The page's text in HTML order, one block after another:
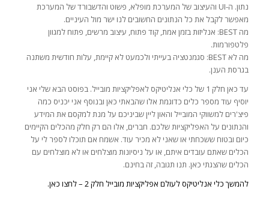
נתון. ה-UI והעיצוב של המערכת מופלא, פשוט והדשבורד של המערכת
מאפשר לקבל את כל הנתונים החשובים לנו ישר מול העיניים.
מה BEST: אנליזות בזמן אמת, קוד פתוח, עיצוב מרשים, פתוח למגוון
פלטפורמות.
מה לא BEST: סגמנטציה בעייתי ולכמעט לא קיימת, עלות חודשית משתנה
בגרסת הענן.
עד כאן חלק 1 של כלי אנליטיקס לאפליקציות מובייל. בפוסט הבא שלי אני
יוסיף עוד מספר כלים כדוגמת אלו שהבאתי כאן ובנוסף אני יכניס כמה
פיצ'רים למשווקי המובייל והאון ליין שביניכם על מנת למקסם את המידע
והנתונים על האפליקציות שלכם. חברים, אלו הם רק חלק מהכלים הקיימים
כיום ובטוח ששכחתי או שאני לא מכיר עוד. אשמח אם תוכלו לספר לי על
הכלים שאתם עובדים איתם, או על ניסיונות מוצלחים או לא מוצלחים עם
הכלים שהצגתי כאן. תנו תגובה, זה בחינם.
להמשך כלי אנליטיקס לעולם אפליקציות מובייל חלק 2 – לחצו כאן.